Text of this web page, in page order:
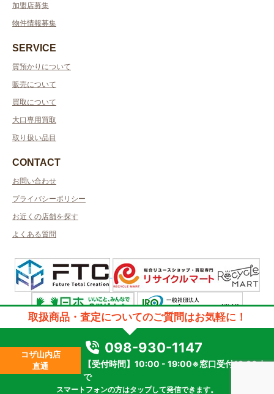
加盟店募集
物件情報募集
SERVICE
質預かりについて
販売について
買取について
大口専用買取
取り扱い品目
CONTACT
お問い合わせ
プライバシーポリシー
お近くの店舗を探す
よくある質問
許可管轄：沖縄県公安委員会許可
古物商許可番号：第971010900014号／取得者名：株式会社ビッグジェイ
質屋許可番号：第971010900015号／取得者名：株式会社ビッグジェイ
2023 © kanteikyoku.jp allrights reseved.
取扱商品・査定についてのご質問はお気軽に！
コザ山内店
直通
098-930-1147
【受付時間】10:00 - 19:00※窓口受付18:30ま
で
スマートフォンの方はタップして発信できます。